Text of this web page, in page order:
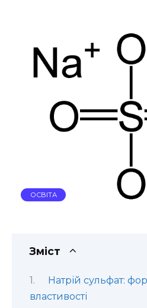
ОСВІТА
Зміст
Натрій сульфат:
властивості